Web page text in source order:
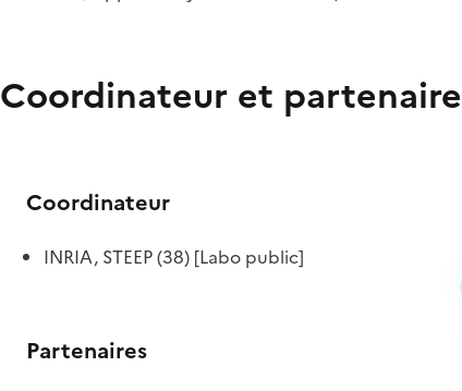
Coordinateur et
Coordinateur
INRIA, STEEP (38) [Labo public]
Partenaires